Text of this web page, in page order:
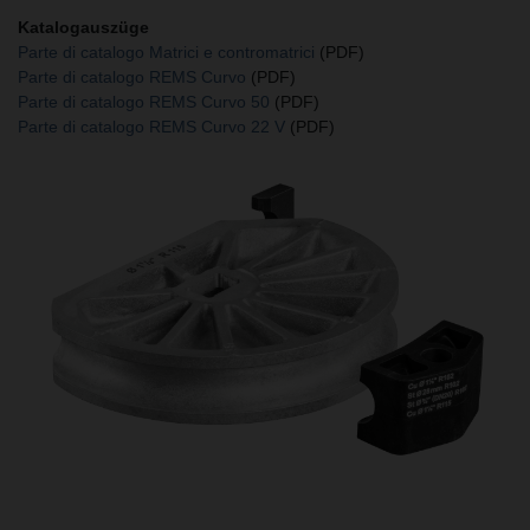
Katalogauszüge
Parte di catalogo Matrici e contromatrici (PDF)
Parte di catalogo REMS Curvo (PDF)
Parte di catalogo REMS Curvo 50 (PDF)
Parte di catalogo REMS Curvo 22 V (PDF)